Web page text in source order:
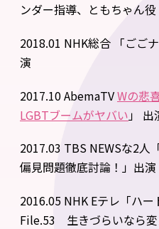
ンダー指導、ともちゃん役
2018.01 NHK総合 「ごご
演
2017.10 AbemaTVWの悲
LGBTブームがヤバい 」 出
2017.03 TBS NEWSな2人
偏見問題徹底討論！」出演
2016.05 NHK Eテレ「ハ
File.53 生きづらいなら変